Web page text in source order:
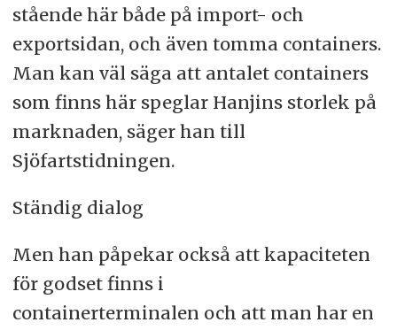
stående här både på import- och
exportsidan, och även tomma containers.
Man kan väl säga att antalet containers
som finns här speglar Hanjins storlek på
marknaden, säger han till
Sjöfartstidningen.
Ständig dialog
Men han påpekar också att kapaciteten
för godset finns i
containerterminalen och att man har en